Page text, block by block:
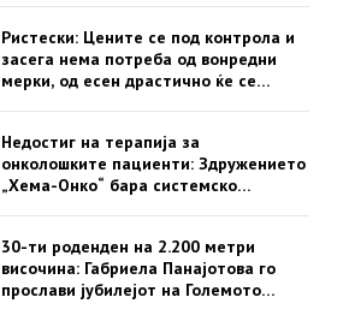
Ристески: Цените се под контрола и
засега нема потреба од вонредни
мерки, од есен драстично ќе се
Недостиг на терапија за
онколошките пациенти: Здружението
„Хема-Онко“ бара системско
30-ти роденден на 2.200 метри
височина: Габриела Панајотова го
прослави јубилејот на Големото